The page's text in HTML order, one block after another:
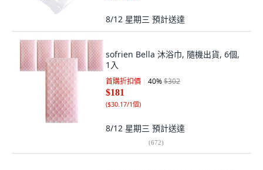
8/12 星期三 預計送達
sofrien Bella 沐浴巾, 隨機出貨, 6個,
1入
首購折扣價 40%$302
$181
($30.17/1個)
8/12 星期三 預計送達
(672)